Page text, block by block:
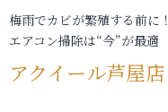
梅雨でカビが繁殖する前に！
エアコン掃除は“今”が最適
アクイール芦屋店